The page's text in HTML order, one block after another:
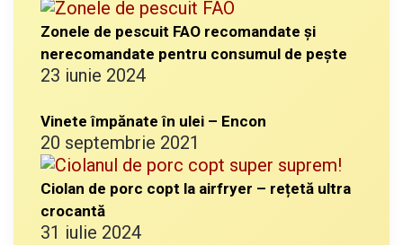
Zonele de pescuit FAO recomandate și
nerecomandate pentru consumul de pește
23 iunie 2024
Vinete împănate în ulei – Encon
20 septembrie 2021
Ciolan de porc copt la airfryer – rețetă ultra
crocantă
31 iulie 2024